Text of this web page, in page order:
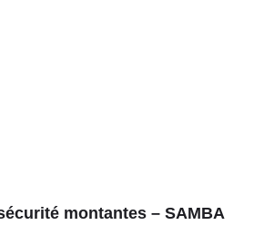
montantes – SAMBA